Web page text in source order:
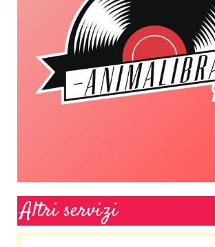
Altri servizi